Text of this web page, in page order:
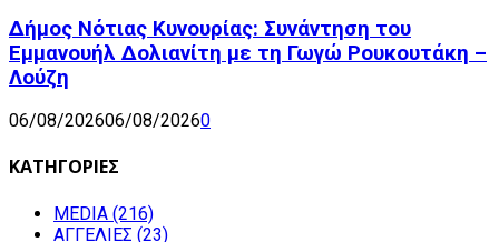
Δήμος Νότιας Κυνουρίας: Συνάντηση του
Εμμανουήλ Δολιανίτη με τη Γωγώ Ρουκουτάκη –
Λούζη
06/08/202606/08/20260
ΚΑΤΗΓΟΡΙΕΣ
MEDIA (216)
ΑΓΓΕΛΙΕΣ (23)